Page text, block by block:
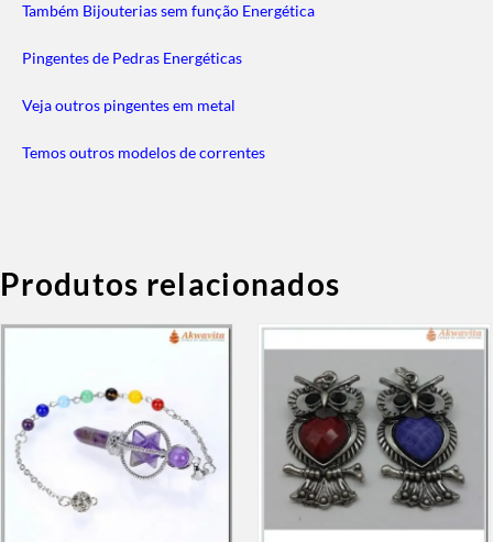
Também Bijouterias sem função Energética
Pingentes de Pedras Energéticas
Veja outros pingentes em metal
Temos outros modelos de correntes
Produtos relacionados